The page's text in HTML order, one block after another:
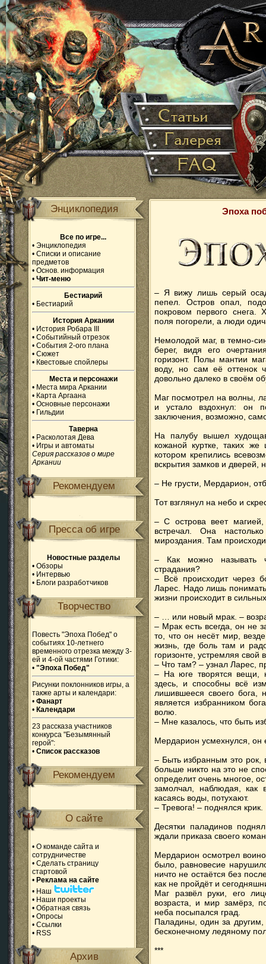
Энциклопедия
Все по игре...
• Энциклопедия
• Списки и описание
предметов
• Основ. информация
• Чит-меню
Бестиарий
• Бестиарий
История Аркании
• История Робара III
• Событийный отрезок
• События 2-ого плана
• Сюжет
• Квестовые спойлеры
Места и персонажи
• Места мира Аркании
• Карта Аргаана
• Основные персонажи
• Гильдии
Таверна
• Расколотая Дева
• Игры и автоматы
Серия рассказов о мире
Аркании
Рекомендуем
Пресса об игре
Новостные разделы
• Обзоры
• Интервью
• Блоги разработчиков
Творчество
Повесть "Эпоха Побед" о
событиях 10-летнего
временного отрезка между 3-
ей и 4-ой частями Готики:
• "Эпоха Побед"
Рисунки поклонников игры, а
также арты и календари:
• Фанарт
• Календари
23 рассказа участников
конкурса "Безымянный
герой":
• Список рассказов
Рекомендуем
О сайте
• О команде сайта и
сотрудничестве
• Сделать страницу
стартовой
• Реклама на сайте
• Наш
• Наши проекты
• Обратная связь
• Опросы
• Ссылки
• RSS
Архив
Эпоха
– Я вижу лишь серый
пепел. Остров опал,
покровом первого снега.
поля погорели, а люди
Немолодой маг, в темно-
берег, видя его
горизонт. Полы мантии
воду, но сам её оттенок
довольно далеко в своём
Маг посмотрел на волны,
и устало вздохнул: он
заключения, возможно,
На палубу вышел
кожаной куртке, таких
котором крепились
вскрытия замков и дверей,
– Не грусти, Мердарион,
Тот взглянул на небо и
– С острова веет
встречал. Она
мироздания. Там
– Как можно называть
страдания?
– Всё происходит через
Ларес. Надо лишь
жизни происходит в
– … или новый мрак. –
– Мрак есть всегда, он не
то, что он несёт мир,
жизнь, где боль там и
горизонте, устремляя свой
– Что там? – узнал Ларес,
– На юге творятся вещи,
здесь, и способны всё
лишившееся своего бога,
является избранником
волю.
– Мне казалось, что быть
Мердарион усмехнулся, он
– Быть избранным это рок,
больше никто на это не
определит очень многое,
замолчал, наблюдая, как
касаясь воды, потухают.
– Тревога! – поднялся крик.
Десятки паладинов
ждали приказа своего
Мердарион осмотрел
было, равновесие
ничто не остаётся без
как не пройдёт и
Маг развёл руки, его
возраста, и мир замёрз,
неба посыпался град.
Паладины, один за другим,
бесконечному ледяному
***